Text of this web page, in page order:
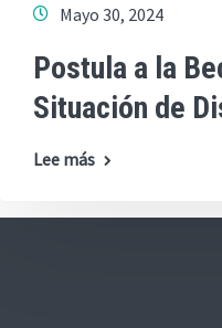
Mayo 30, 2024
Postula a la
Situación de
Lee más